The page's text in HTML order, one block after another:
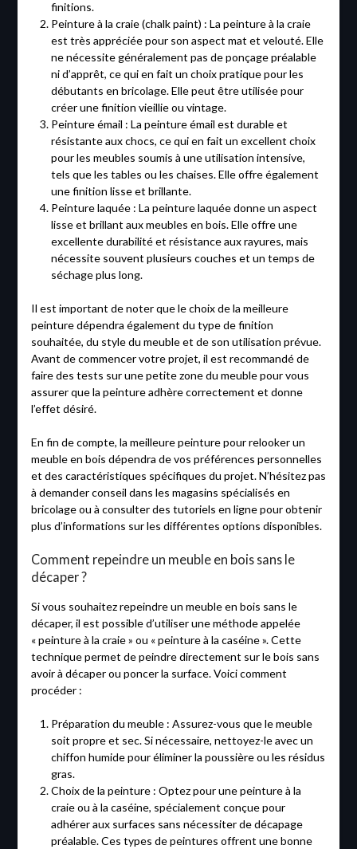
finitions.
Peinture à la craie (chalk paint) : La peinture à la craie
est très appréciée pour son aspect mat et velouté. Elle
ne nécessite généralement pas de ponçage préalable
ni d’apprêt, ce qui en fait un choix pratique pour les
débutants en bricolage. Elle peut être utilisée pour
créer une finition vieillie ou vintage.
Peinture émail : La peinture émail est durable et
résistante aux chocs, ce qui en fait un excellent choix
pour les meubles soumis à une utilisation intensive,
tels que les tables ou les chaises. Elle offre également
une finition lisse et brillante.
Peinture laquée : La peinture laquée donne un aspect
lisse et brillant aux meubles en bois. Elle offre une
excellente durabilité et résistance aux rayures, mais
nécessite souvent plusieurs couches et un temps de
séchage plus long.
Il est important de noter que le choix de la meilleure
peinture dépendra également du type de finition
souhaitée, du style du meuble et de son utilisation prévue.
Avant de commencer votre projet, il est recommandé de
faire des tests sur une petite zone du meuble pour vous
assurer que la peinture adhère correctement et donne
l’effet désiré.
En fin de compte, la meilleure peinture pour relooker un
meuble en bois dépendra de vos préférences personnelles
et des caractéristiques spécifiques du projet. N’hésitez pas
à demander conseil dans les magasins spécialisés en
bricolage ou à consulter des tutoriels en ligne pour obtenir
plus d’informations sur les différentes options disponibles.
Comment repeindre un meuble en bois sans le
décaper ?
Si vous souhaitez repeindre un meuble en bois sans le
décaper, il est possible d’utiliser une méthode appelée
« peinture à la craie » ou « peinture à la caséine ». Cette
technique permet de peindre directement sur le bois sans
avoir à décaper ou poncer la surface. Voici comment
procéder :
Préparation du meuble : Assurez-vous que le meuble
soit propre et sec. Si nécessaire, nettoyez-le avec un
chiffon humide pour éliminer la poussière ou les résidus
gras.
Choix de la peinture : Optez pour une peinture à la
craie ou à la caséine, spécialement conçue pour
adhérer aux surfaces sans nécessiter de décapage
préalable. Ces types de peintures offrent une bonne